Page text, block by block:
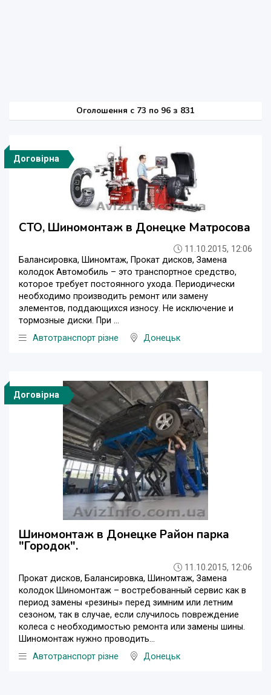
Оголошення c 73 по 96 з 831
Договірна
СТО, Шиномонтаж в Донецке Матросова
11.10.2015, 12:06
Балансировка, Шиномтаж, Прокат дисков, Замена
колодок Автомобиль – это транспортное средство,
которое требует постоянного ухода. Периодически
необходимо производить ремонт или замену
элементов, поддающихся износу. Не исключение и
тормозные диски. При ...
Автотранспорт різне
Донецьк
Договірна
Шиномонтаж в Донецке Район парка
"Городок".
11.10.2015, 12:06
Прокат дисков, Балансировка, Шиномтаж, Замена
колодок Шиномонтаж – востребованный сервис как в
период замены «резины» перед зимним или летним
сезоном, так в случае, если случилось повреждение
колеса с необходимостью ремонта или замены шины.
Шиномонтаж нужно проводить...
Автотранспорт різне
Донецьк